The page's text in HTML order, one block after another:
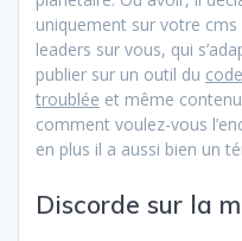
uniquement sur votre
leaders sur vous, qui
publier sur un outil du
troublée et même
comment voulez-vous
en plus il a aussi bien un
Discorde sur la